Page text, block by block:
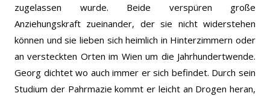
zugelassen wurde. Beide verspüren große
Anziehungskraft zueinander, der sie nicht widerstehen
können und sie lieben sich heimlich in Hinterzimmern oder
an versteckten Orten im Wien um die Jahrhundertwende.
Georg dichtet wo auch immer er sich befindet. Durch sein
Studium der Pahrmazie kommt er leicht an Drogen heran,